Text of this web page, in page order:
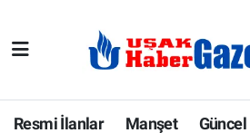
Resmi İlanlar Manşet Güncel
E-Gazete
Ekonomi
Uşak Hava Durumu
Uşak Trafik Yoğunluk Haritası